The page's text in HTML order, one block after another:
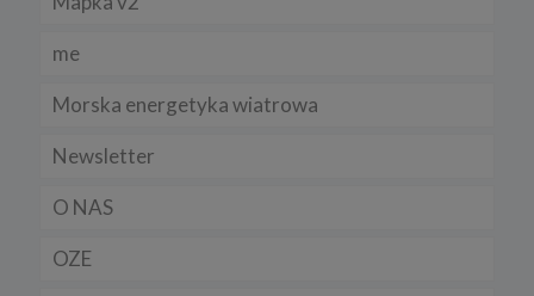
me
Morska energetyka wiatrowa
Newsletter
O NAS
OZE